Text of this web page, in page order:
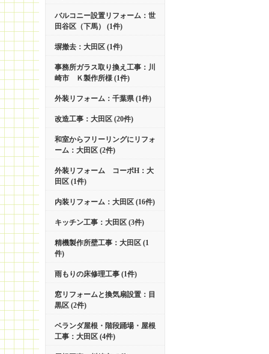
バルコニー設置リフォーム：世
田谷区（下馬） (1件)
塀撤去：大田区 (1件)
事務所ガラス取り換え工事：川
崎市 Ｋ製作所様 (1件)
外装リフォーム：千葉県 (1件)
改造工事：大田区 (20件)
和室からフリーリングにリフォ
ーム：大田区 (2件)
外装リフォーム コーポH：大
田区 (1件)
内装リフォーム：大田区 (16件)
キッチン工事：大田区 (3件)
精機製作所壁工事：大田区 (1
件)
雨もりの床修理工事 (1件)
窓リフォームと換気扇設置：目
黒区 (2件)
ベランダ屋根・階段踊場・屋根
工事：大田区 (4件)